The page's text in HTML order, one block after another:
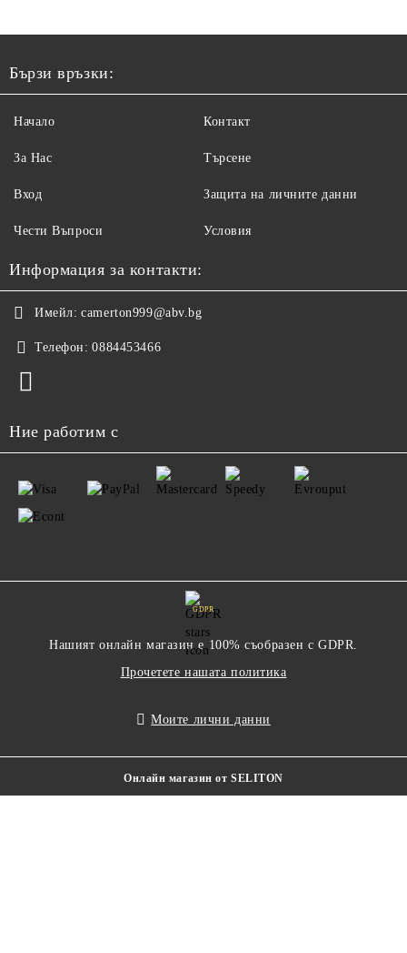
Бързи връзки:
Начало
За Нас
Вход
Чести Въпроси
Контакт
Търсене
Защита на личните данни
Условия
Информация за контакти:
Имейл: camerton999@abv.bg
Телефон: 0884453466
Ние работим с
GDPR
Нашият онлайн магазин е 100% съобразен с GDPR.
Прочетете нашата политика
Моите лични данни
Онлайн магазин от SELITON